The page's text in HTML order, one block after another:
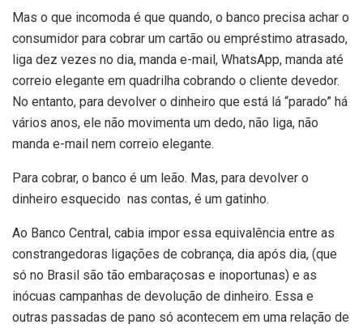
Mas o que incomoda é que quando, o banco precisa achar o
consumidor para cobrar um cartão ou empréstimo atrasado,
liga dez vezes no dia, manda e-mail, WhatsApp, manda até
correio elegante em quadrilha cobrando o cliente devedor.
No entanto, para devolver o dinheiro que está lá “parado” há
vários anos, ele não movimenta um dedo, não liga, não
manda e-mail nem correio elegante.
Para cobrar, o banco é um leão. Mas, para devolver o
dinheiro esquecido nas contas, é um gatinho.
Ao Banco Central, cabia impor essa equivalência entre as
constrangedoras ligações de cobrança, dia após dia, (que
só no Brasil são tão embaraçosas e inoportunas) e as
inócuas campanhas de devolução de dinheiro. Essa e
outras passadas de pano só acontecem em uma relação de